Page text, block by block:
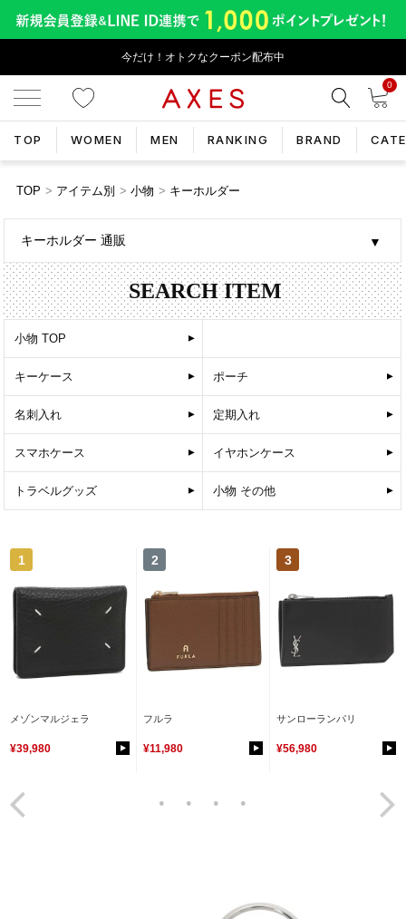
今だけ！オトクなクーポン配布中
0
TOP WOMEN MEN RANKING BRAND
TOP アイテム別 小物 キーホルダー
キーホルダー 通販
SEARCH ITEM
小物 TOP
キーケース ポーチ
名刺入れ 定期入れ
スマホケース イヤホンケース
トラベルグッズ 小物 その他